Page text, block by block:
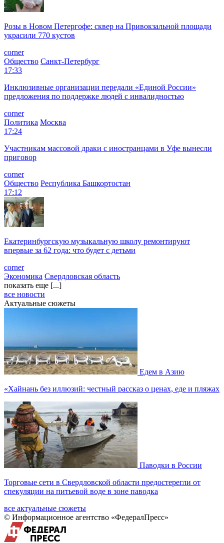
Розы в Новом Петергофе: сквер на Привокзальной площади
украсили 770 кустов
corner
Общество Санкт-Петербург
17:33
Инклюзивные организации передали «Единой России»
предложения по поддержке людей с инвалидностью
corner
Политика Москва
17:24
Участникам массовой драки с иностранцами в Уфе вынесли
приговор
corner
Общество Республика Башкортостан
17:12
Екатеринбургскую музыкальную школу ремонтируют
впервые за 62 года: что будет с детьми
corner
Экономика Свердловская область
показать еще [...]
все новости
Актуальные сюжеты
Едем в Азию
«Хайнань без иллюзий: честный рассказ о ценах, еде и пляжах
Паводки в России
Торговые сети в Свердловской области предостерегли от
спекуляции на питьевой воде в зоне паводка
все актуальные сюжеты
© Информационное агентство «ФедералПресс»